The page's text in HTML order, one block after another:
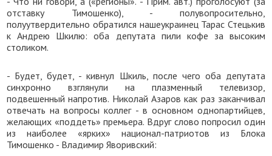
отставку Тимошенко), - полувопросительно,
полуутвердительно обратился нашеукраинец Тарас Стецькив
к Андрею Шкилю: оба депутата пили кофе за высоким
столиком.
- Будет, будет, - кивнул Шкиль, после чего оба депутата
синхронно взглянули на плазменный телевизор,
подвешенный напротив. Николай Азаров как раз заканчивал
отвечать на вопросы коллег - в основном однопартийцев,
желающих «поддеть» премьера. Вдруг слово попросил один
из наиболее «ярких» национал-патриотов из Блока
Тимошенко - Владимир Яворивский: